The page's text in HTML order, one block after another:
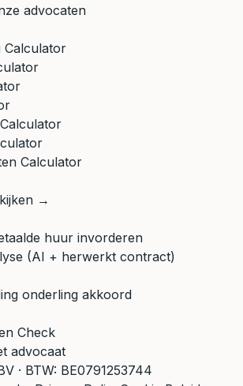
advocaten
Calculator
Calculator
→
huur invorderen
(AI + herwerkt contract)
onderling akkoord
Check
advocaat
· BTW: BE0791253744